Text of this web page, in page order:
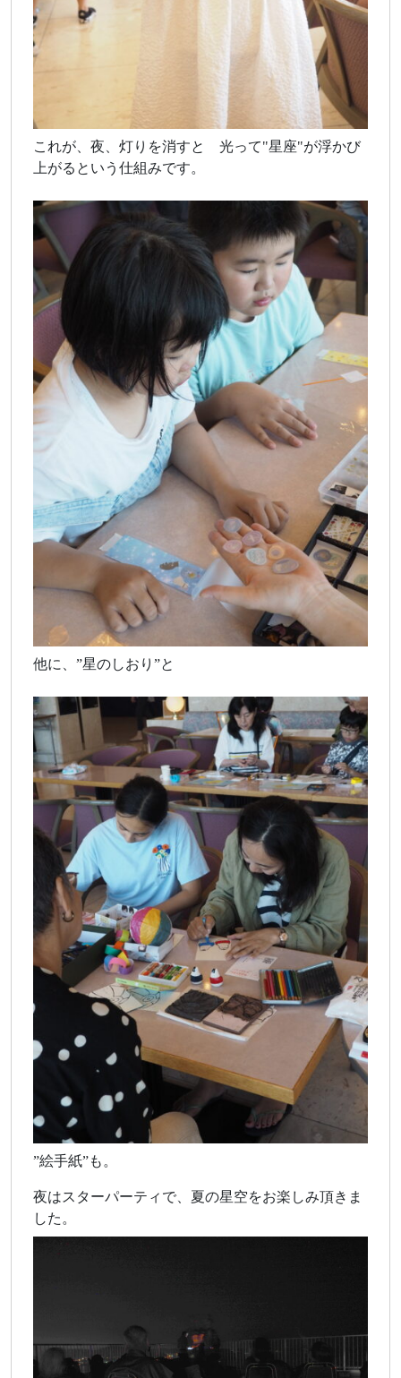
これが、夜、灯りを消すと 光って"星座"が浮かび
上がるという仕組みです。
他に、”星のしおり”と
”絵手紙”も。
夜はスターパーティで、夏の星空をお楽しみ頂きま
した。